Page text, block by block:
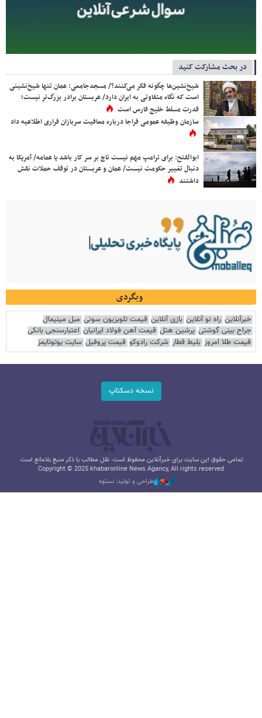
در بحث مشارکت کنید
شیخ‌نشین‌ها چگونه فکر می‌کنند؟/ مسجدجامعی: عمان تنها شیخ‌نشینی
است که نگاه متفاوتی به ایران دارد/ عربستان برادر بزرگ‌تر نیست؛
قدرت مسلط خلیج فارس است
سازمان وظیفه عمومی فراجا درباره معافیت سربازان فراری اطلاعیه داد
ابوالفتح: برای ترامپ مهم نیست تاج بر سر کار باشد یا عمامه/ آمریکا به
دنبال تغییر حکومت نیست/ عمان و عربستان در توقف حملات نقش
داشتند
وبگردی
خبرآنلاین راه نو آنلاین بازی آنلاین قیمت تلویزیون سونی مبل مینیمال
جراح بینی گوشتی پرشین هتل قیمت آهن فولاد ایرانیان اعتبارسنجی بانکی
قیمت طلا امروز بلیط قطار شرکت رادوکو قیمت پروفیل سایت یوتوتایمز
نسخه دسکتاپ
تمامی حقوق این سایت برای خبرآنلاین محفوظ است. نقل مطالب با ذکر منبع بلامانع است.
Copyright © 2025 khabaronline News Agancy, All rights reserved
طراحی و تولید: نستوه